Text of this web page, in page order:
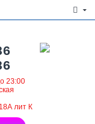
23:00
лит К